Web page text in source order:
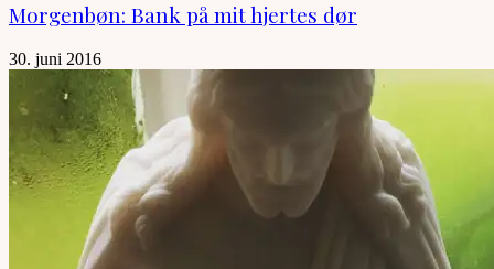
Morgenbøn: Bank på mit hjertes dør
30. juni 2016